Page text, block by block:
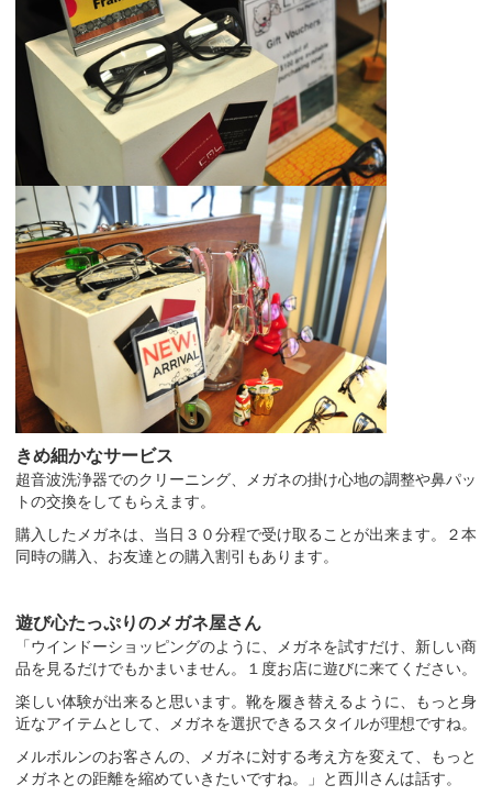
きめ細かなサービス
超音波洗浄器でのクリーニング、メガネの掛け心地の調整や鼻パッ
トの交換をしてもらえます。
購入したメガネは、当日３０分程で受け取ることが出来ます。２本
同時の購入、お友達との購入割引もあります。
遊び心たっぷりのメガネ屋さん
「ウインドーショッピングのように、メガネを試すだけ、新しい商
品を見るだけでもかまいません。１度お店に遊びに来てください。
楽しい体験が出来ると思います。靴を履き替えるように、もっと身
近なアイテムとして、メガネを選択できるスタイルが理想ですね。
メルボルンのお客さんの、メガネに対する考え方を変えて、もっと
メガネとの距離を縮めていきたいですね。」と西川さんは話す。